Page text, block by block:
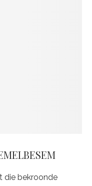
die bekroonde